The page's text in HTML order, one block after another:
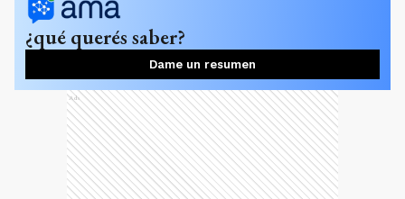
¿qué querés saber?
Dame un resumen
Ads